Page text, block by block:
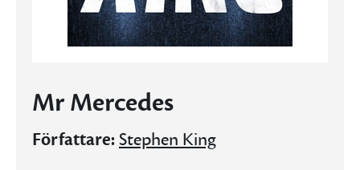
Mr Mercedes
Författare:Stephen King